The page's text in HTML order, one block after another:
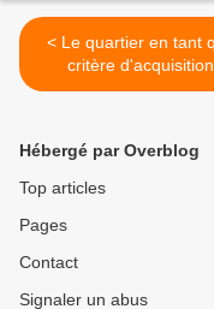
< Le quartier en tant que
critère d'acquisition
immobilière
Hébergé par Overblog
Top articles
Pages
Contact
Signaler un abus